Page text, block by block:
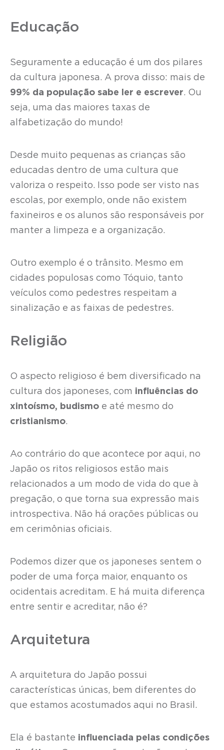
Educação
Seguramente a educação é um dos pilares
da cultura japonesa. A prova disso: mais de
99% da população sabe ler e escrever. Ou
seja, uma das maiores taxas de
alfabetização do mundo!
Desde muito pequenas as crianças são
educadas dentro de uma cultura que
valoriza o respeito. Isso pode ser visto nas
escolas, por exemplo, onde não existem
faxineiros e os alunos são responsáveis por
manter a limpeza e a organização.
Outro exemplo é o trânsito. Mesmo em
cidades populosas como Tóquio, tanto
veículos como pedestres respeitam a
sinalização e as faixas de pedestres.
Religião
O aspecto religioso é bem diversificado na
cultura dos japoneses, com influências do
xintoísmo, budismo e até mesmo do
cristianismo.
Ao contrário do que acontece por aqui, no
Japão os ritos religiosos estão mais
relacionados a um modo de vida do que à
pregação, o que torna sua expressão mais
introspectiva. Não há orações públicas ou
em cerimônias oficiais.
Podemos dizer que os japoneses sentem o
poder de uma força maior, enquanto os
ocidentais acreditam. E há muita diferença
entre sentir e acreditar, não é?
Arquitetura
A arquitetura do Japão possui
características únicas, bem diferentes do
que estamos acostumados aqui no Brasil.
Ela é bastante influenciada pelas condições